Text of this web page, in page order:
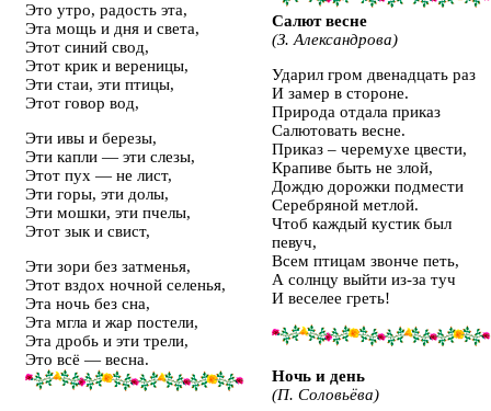
Это утро, радость эта,
Эта мощь и дня и света,
Этот синий свод,
Этот крик и вереницы,
Эти стаи, эти птицы,
Этот говор вод,
Эти ивы и березы,
Эти капли — эти слезы,
Этот пух — не лист,
Эти горы, эти долы,
Эти мошки, эти пчелы,
Этот зык и свист,
Эти зори без затменья,
Этот вздох ночной селенья,
Эта ночь без сна,
Эта мгла и жар постели,
Эта дробь и эти трели,
Это всё — весна.
Салют весне
(З. Александрова)
Ударил гром двенадцать раз
И замер в стороне.
Природа отдала приказ
Салютовать весне.
Приказ – черемухе цвести,
Крапиве быть не злой,
Дождю дорожки подмести
Серебряной метлой.
Чтоб каждый кустик был
певуч,
Всем птицам звонче петь,
А солнцу выйти из-за туч
И веселее греть!
Ночь и день
(П. Соловьёва)